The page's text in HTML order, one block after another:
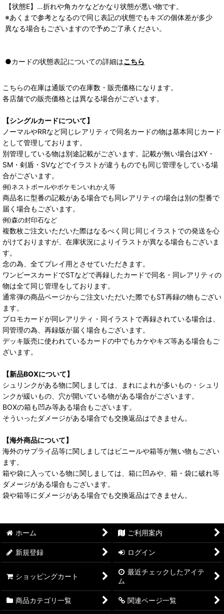
【状態E】…折れや角カケなどかなり状態が悪い物です。
※あくまで参考となるので同じ表記の状態でもキズの個体差が多少
異なる場合もございますので予めご了承ください。
●カードの状態表記についての詳細はこちら
こちらの在庫は通販での在庫数・販売価格になります。
各店舗での販売価格とは異なる場合がございます。
【シングルカードについて】
ノーマルやRRなど同じレアリティで同名カードの物は基本同じカード
として管理しております。
別管理している物は別途記載がございます。記載が無い場合はXY・
SM・剣盾・SVなどでイラストが違うものでも同じ管理をしている場
合がございます。
例)ネストボールやポケモンいれかえ等
商品名に型番の記載がある場合でも同レアリティの場合は別の型番で
届く場合もございます。
例)森の封印石など
複数枚ご注文いただいた際はなるべく同じ同じイラストでの発送を心
がけておりますが、在庫状況によりイラストが異なる場合もございま
す。
念の為、全てプレイ用とさせていただきます。
ワンピースカードでSTなどで再録したカードで同名・同レアリティの
物は全て同じ管理をしております。
通常弾の商品ページからご注文いただいた際でもST再録の物もござい
ます。
プロモカードが同レアリティ・同イラストで再録されている場合は、
同管理の為、再録版が届く場合もございます。
デッキ販売に使われているカードの中でもカケやキズ等ある場合もご
ざいます。
【新品BOXについて】
シュリンクがある物に関しましては、まれによれが多いもの・シュリ
ンクが緩いもの、穴が開いている物がある場合がございます。
BOXの箱も凹み等ある場合もございます。
そういったダメージがある場合でも交換返品はできません。
【海外商品について】
海外のサプライ品等に関しましてはビニールや箱等が無い物もござい
ます。
箱や袋に入っている物に関しましては、箱に凹みや、箱・袋に破れ等
ダメージがある場合もございます。
袋や箱等にダメージがある場合でも交換返品はできません。
ホーム ご利用案内
新規登録 ログイン
ショッピングカート
最近チェックしたアイテ
ム
商品カテゴリ一覧 関連ページ一覧